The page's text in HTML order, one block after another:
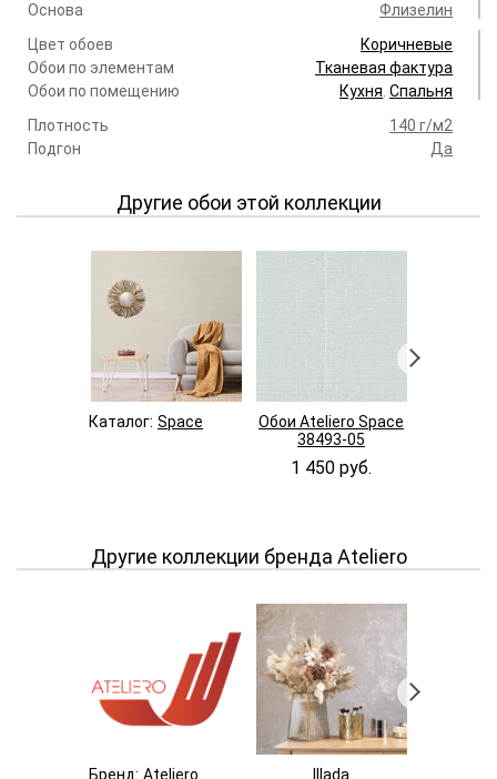
Основа
Флизелин
Цвет обоев
Коричневые
Обои по элементам
Тканевая фактура
Обои по помещению
Кухня.Спальня
Плотность
140 г/м2
Подгон
Да
Другие обои этой коллекции
Каталог: Space
Обои Ateliero Space
38493-05
1 450 руб.
Другие коллекции бренда Ateliero
Бренд: Ateliero Illada